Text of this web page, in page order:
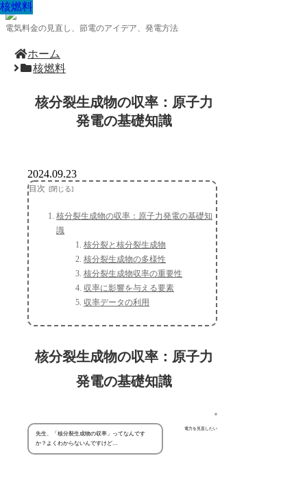
電気料金の見直し、節電のアイデア、発電方法
ホーム
核燃料
核分裂生成物の収率：原子力
発電の基礎知識
核燃料
2024.09.23
目次
核分裂生成物の収率：原子力発電の基礎知
識
核分裂と核分裂生成物
核分裂生成物の多様性
核分裂生成物収率の重要性
収率に影響を与える要素
収率データの利用
核分裂生成物の収率：原子力
発電の基礎知識
電力を見直したい
先生、「核分裂生成物の収率」ってなんです
か？よくわからないんですけど…
核燃料
核燃料
核燃料
核燃料
核燃料
核燃料
核燃料
核燃料